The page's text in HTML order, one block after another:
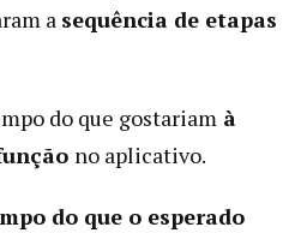
a sequência de etapas
do que gostariam à
no aplicativo.
do que o esperado